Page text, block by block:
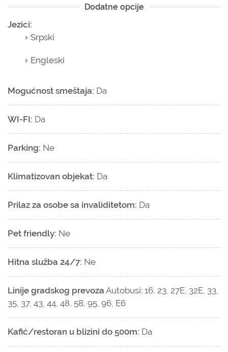
Dodatne opcije
Jezici:
Srpski
Engleski
Mogućnost smeštaja: Da
WI-FI: Da
Parking: Ne
Klimatizovan objekat: Da
Prilaz za osobe sa invaliditetom: Da
Pet friendly: Ne
Hitna služba 24/7: Ne
Linije gradskog prevoza Autobusi: 16, 23, 27E, 32E, 33,
35, 37, 43, 44, 48, 58, 95, 96, E6
Kafić/restoran u blizini do 500m: Da